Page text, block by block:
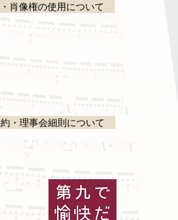
肖像権の使用について
・理事会細則について